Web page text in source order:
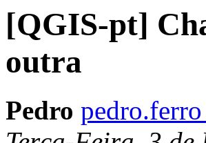
[QGIS-pt]
outra
Pedro